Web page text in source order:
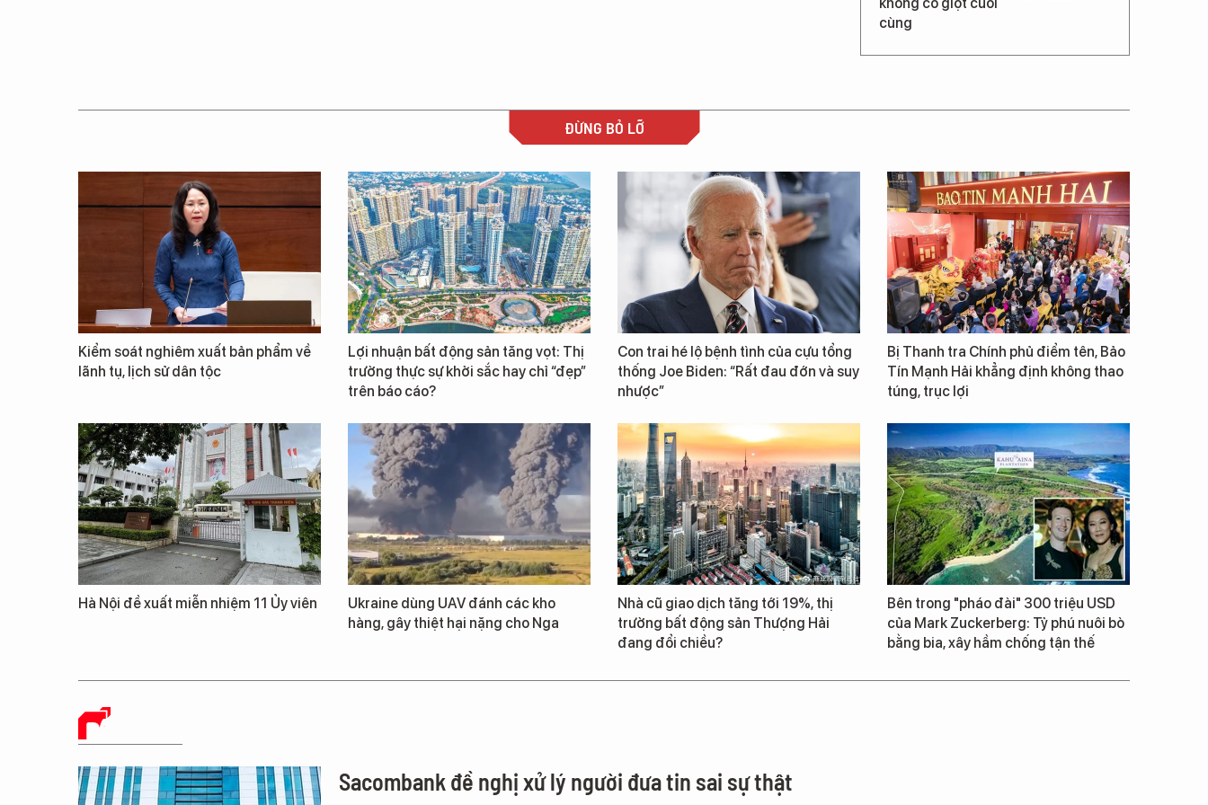
cùng
ĐỪNG BỎ LỠ
Kiểm soát nghiêm xuất bản phẩm về
lãnh tụ, lịch sử dân tộc
Lợi nhuận bất động sản tăng vọt: Thị
trường thực sự khởi sắc hay chỉ “đẹp”
trên báo cáo?
Con trai hé lộ bệnh tình của cựu tổng
thống Joe Biden: “Rất đau đớn và suy
nhược”
Bị Thanh tra Chính phủ điểm tên, Bảo
Tín Mạnh Hải khẳng định không thao
túng, trục lợi
Hà Nội đề xuất miễn nhiệm 11 Ủy viên
Ukraine dùng UAV đánh các kho
hàng, gây thiệt hại nặng cho Nga
Nhà cũ giao dịch tăng tới 19%, thị
trường bất động sản Thượng Hải
đang đổi chiều?
Bên trong "pháo đài" 300 triệu USD
của Mark Zuckerberg: Tỷ phú nuôi bò
bằng bia, xây hầm chống tận thế
BÁO CHÍ SỐ
Sacombank đề nghị xử lý người đưa tin sai sự thật